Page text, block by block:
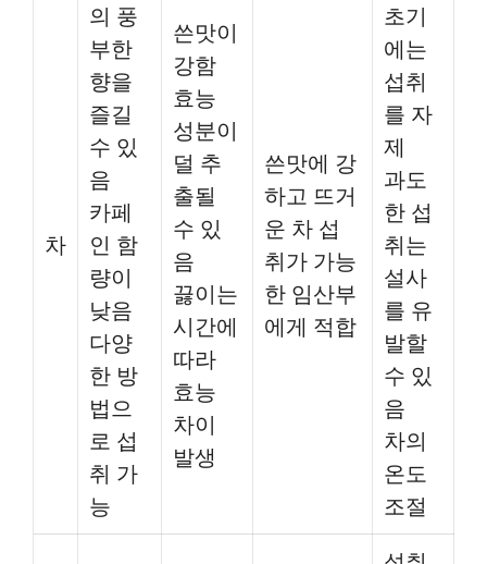
차
의 풍
부한
향을
즐길
수 있
음
카페
인 함
량이
낮음
다양
한 방
법으
로 섭
취 가
능
쓴맛이
강함
효능
성분이
덜 추
출될
수 있
음
끓이는
시간에
따라
효능
차이
발생
쓴맛에 강
하고 뜨거
운 차 섭
취가 가능
한 임산부
에게 적합
초기
에는
섭취
를 자
제
과도
한 섭
취는
설사
를 유
발할
수 있
음
차의
온도
조절